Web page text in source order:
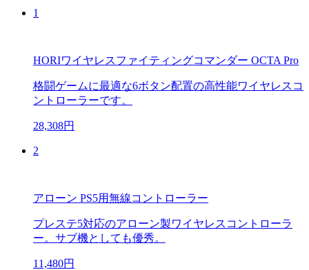
1
HORIワイヤレスファイティングコマンダー OCTA Pro
格闘ゲームに最適な6ボタン配置の高性能ワイヤレスコ
ントローラーです。
28,308円
2
アローン PS5用無線コントローラー
プレステ5対応のアローン製ワイヤレスコントローラ
ー。サブ機としても優秀。
11,480円